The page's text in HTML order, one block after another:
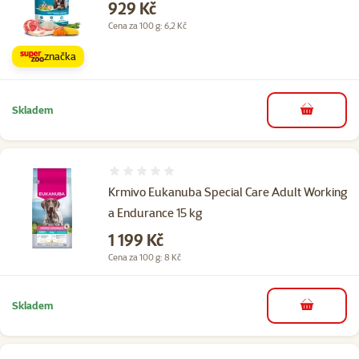
Cena
929 Kč
Cena za 100 g: 6,2 Kč
značka
Skladem do košíku
Krmivo Eukanuba Special Care Adult Working
a Endurance 15 kg
Cena
1 199 Kč
Cena za 100 g: 8 Kč
Skladem do košíku